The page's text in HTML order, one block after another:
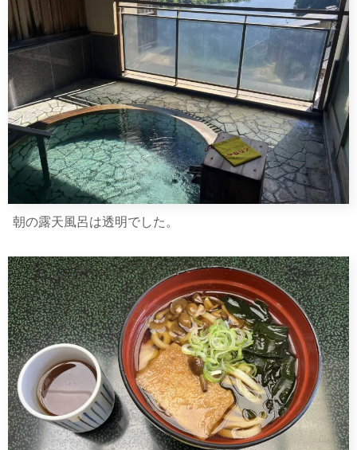
朝の露天風呂は透明でした。